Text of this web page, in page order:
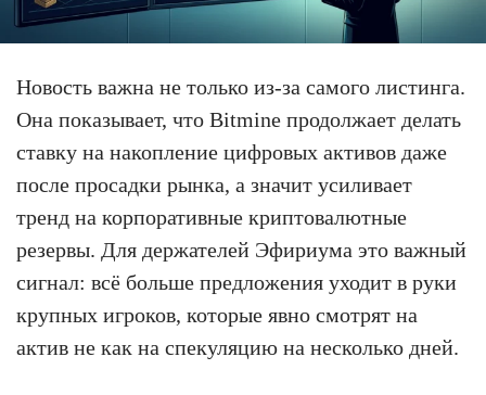
Новость важна не только из-за самого листинга.
Она показывает, что Bitmine продолжает делать
ставку на накопление цифровых активов даже
после просадки рынка, а значит усиливает
тренд на корпоративные криптовалютные
резервы. Для держателей Эфириума это важный
сигнал: всё больше предложения уходит в руки
крупных игроков, которые явно смотрят на
актив не как на спекуляцию на несколько дней.